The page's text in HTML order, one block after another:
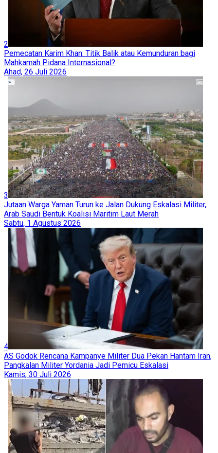
2
Pemecatan Karim Khan: Titik Balik atau Kemunduran bagi
Mahkamah Pidana Internasional?
Ahad, 26 Juli 2026
3
Jutaan Warga Yaman Turun ke Jalan Dukung Eskalasi Militer,
Arab Saudi Bentuk Koalisi Maritim Laut Merah
Sabtu, 1 Agustus 2026
4
AS Godok Rencana Kampanye Militer Dua Pekan Hantam Iran,
Pangkalan Militer Yordania Jadi Pemicu Eskalasi
Kamis, 30 Juli 2026